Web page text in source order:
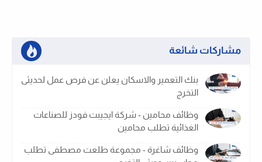
مشاركات شائعة
بنك التعمير والاسكان يعلن عن فرص عمل لحديثى
التخرج
وظائف محامين - شركة ايجيبت فودز للصناعات
الغذائية تطلب محامين
وظائف شاغرة - مجموعة طلعت مصطفى تطلب